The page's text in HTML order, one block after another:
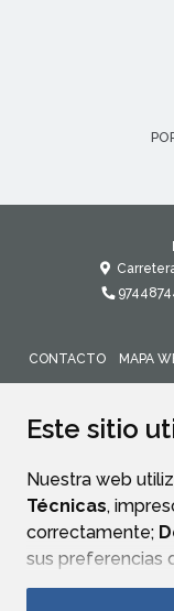
Este sitio
Nuestra web
Técnicas,
correctamente;
sus preferencias
mejorar el
CONTACTO MAPA